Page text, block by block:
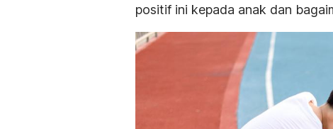
positif ini kepada anak dan